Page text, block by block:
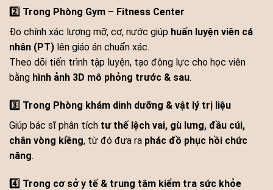
2️⃣ Trong Phòng Gym – Fitness Center
Đo chính xác lượng mỡ, cơ, nước giúp huấn luyện viên cá
nhân (PT) lên giáo án chuẩn xác.
Theo dõi tiến trình tập luyện, tạo động lực cho học viên
bằng hình ảnh 3D mô phỏng trước & sau.
3️⃣ Trong Phòng khám dinh dưỡng & vật lý trị liệu
Giúp bác sĩ phân tích tư thế lệch vai, gù lưng, đầu cúi,
chân vòng kiềng, từ đó đưa ra phác đồ phục hồi chức
năng.
4️⃣ Trong cơ sở y tế & trung tâm kiểm tra sức khỏe